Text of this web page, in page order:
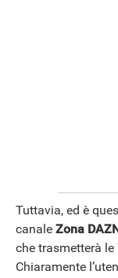
Tuttavia, ed è
canale Zona
che trasmetterà
Chiaramente